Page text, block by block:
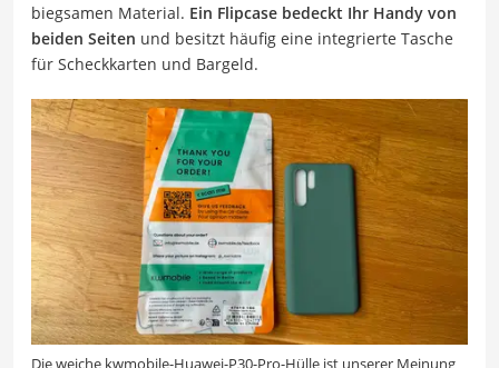
biegsamen Material. Ein Flipcase bedeckt Ihr Handy von
beiden Seiten und besitzt häufig eine integrierte Tasche
für Scheckkarten und Bargeld.
Die weiche kwmobile-Huawei-P30-Pro-Hülle ist unserer Meinung